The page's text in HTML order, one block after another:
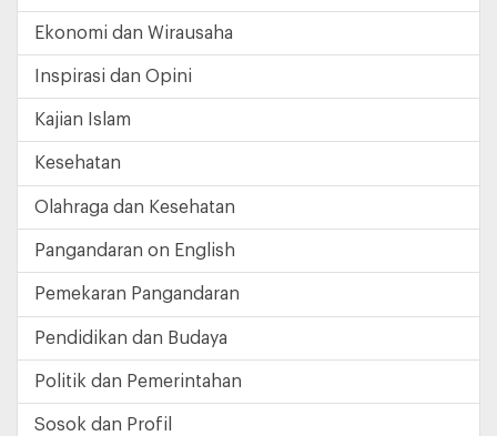
Ekonomi dan Wirausaha
Inspirasi dan Opini
Kajian Islam
Kesehatan
Olahraga dan Kesehatan
Pangandaran on English
Pemekaran Pangandaran
Pendidikan dan Budaya
Politik dan Pemerintahan
Sosok dan Profil